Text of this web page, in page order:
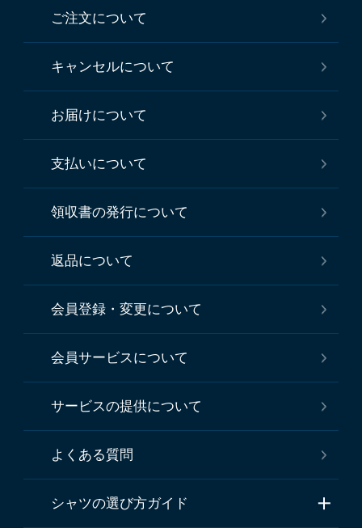
ご注文について
キャンセルについて
お届けについて
支払いについて
領収書の発行について
返品について
会員登録・変更について
会員サービスについて
サービスの提供について
よくある質問
シャツの選び方ガイド